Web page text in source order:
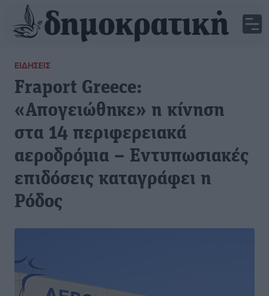
ΕΙΔΉΣΕΙΣ
Fraport Greece:
«Απογειώθηκε» η κίνηση
στα 14 περιφερειακά
αεροδρόμια – Εντυπωσιακές
επιδόσεις καταγράφει η
Ρόδος